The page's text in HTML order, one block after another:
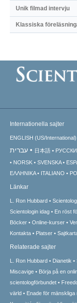
Unik filmad intervju
Klassiska
Internationella sajter
ENGLISH (US/International)
עברית 日本語
NORSK
SVENSKA
ΕΛΛΗΝΙΚA
ITALIANO
Länkar
L. Ron Hubbard
Scientologin idag
En röst
Böcker
Online-kurser
Kontakta
Platser
Relaterade sajter
L. Ron Hubbard Dianetik
Miscavige
Börja på en
scientologförbundet
värld
Enade för mänskliga